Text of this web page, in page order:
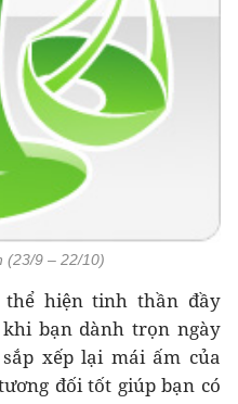
(23/9 – 22/10)
hiện tinh thần đầy
bạn dành trọn ngày
xếp lại mái ấm của
đối tốt giúp bạn có